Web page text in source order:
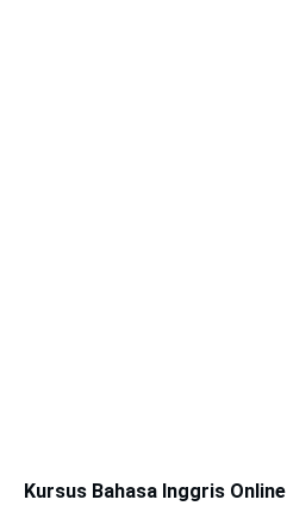
Kursus Bahasa Inggris Online